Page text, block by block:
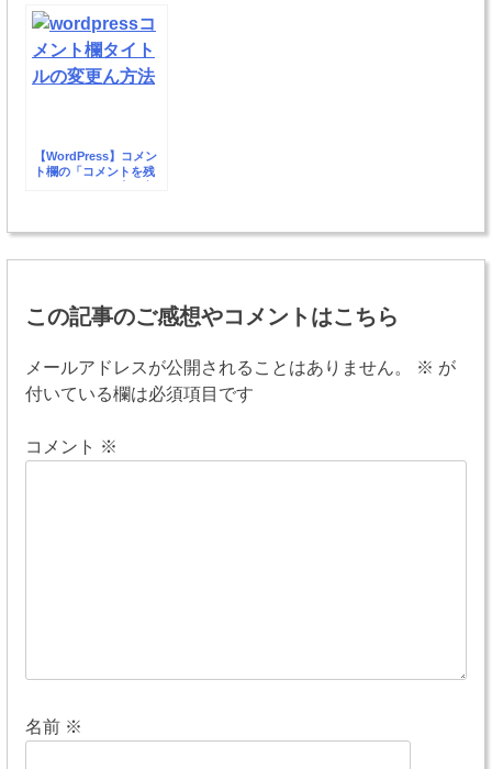
Evolved
【WordPress】コメン
ト欄の「コメントを残
ナ
ビ
ゲ
ー
この記事のご感想やコメントはこちら
メールアドレスが公開されることはありません。 ※ が
付いている欄は必須項目です
コメント ※
名前 ※